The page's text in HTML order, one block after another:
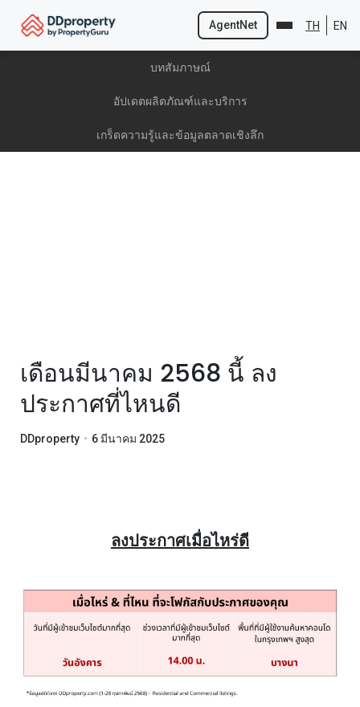
AgentNet TH EN
บทสัมภาษณ์
อัปเดตผลิตภัณฑ์และบริการ
เกร็ดความรู้และข้อมูลตลาดเชิงลึก
เดือนมีนาคม 2568 นี้ ลง
ประกาศที่ไหนดี
DDproperty • 6 มีนาคม 2025
ลงประกาศเมื่อไหร่ดี